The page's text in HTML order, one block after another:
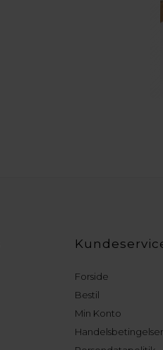
Forside
Bestil
Min Konto
Handelsbetingelser